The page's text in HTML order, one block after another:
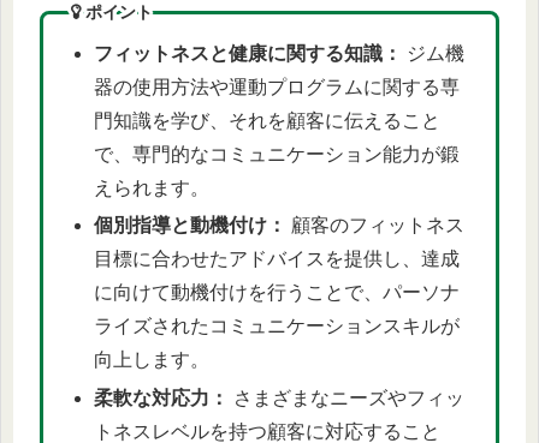
ポイント
フィットネスと健康に関する知識：
ジム機
器の使用方法や運動プログラムに関する専
門知識を学び、それを顧客に伝えること
で、専門的なコミュニケーション能力が鍛
えられます。
個別指導と動機付け：
顧客のフィットネス
目標に合わせたアドバイスを提供し、達成
に向けて動機付けを行うことで、パーソナ
ライズされたコミュニケーションスキルが
向上します。
柔軟な対応力：
さまざまなニーズやフィッ
トネスレベルを持つ顧客に対応すること